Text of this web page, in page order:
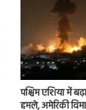
पश्चिम एशिया में
हमले, अमेरिकी